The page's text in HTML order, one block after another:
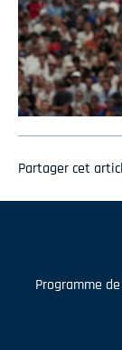
Partager cet
Programme